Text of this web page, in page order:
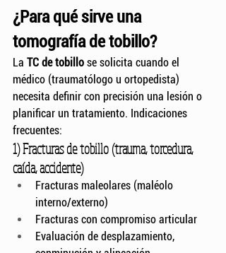
¿Para qué sirve una
tomografía de tobillo?
La TC de tobillo se solicita cuando el
médico (traumatólogo u ortopedista)
necesita definir con precisión una lesión o
planificar un tratamiento. Indicaciones
frecuentes:
1) Fracturas de tobillo (trauma, torcedura,
caída, accidente)
Fracturas maleolares (maléolo
interno/externo)
Fracturas con compromiso articular
Evaluación de desplazamiento,